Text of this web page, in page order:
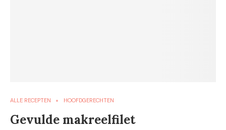
ALLE RECEPTEN HOOFDGERECHTEN
Gevulde makreelfilet